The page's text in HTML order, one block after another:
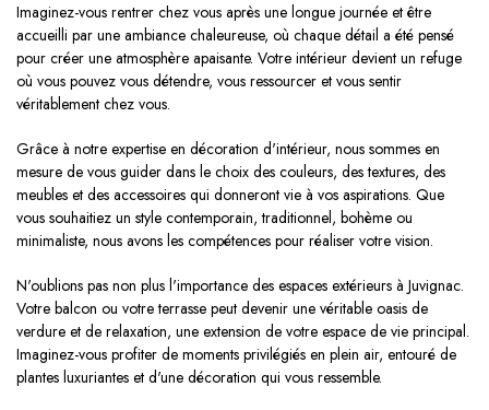
Imaginez-vous rentrer chez vous après une longue journée et être
accueilli par une ambiance chaleureuse, où chaque détail a été pensé
pour créer une atmosphère apaisante. Votre intérieur devient un refuge
où vous pouvez vous détendre, vous ressourcer et vous sentir
véritablement chez vous.
Grâce à notre expertise en décoration d'intérieur, nous sommes en
mesure de vous guider dans le choix des couleurs, des textures, des
meubles et des accessoires qui donneront vie à vos aspirations. Que
vous souhaitiez un style contemporain, traditionnel, bohème ou
minimaliste, nous avons les compétences pour réaliser votre vision.
N'oublions pas non plus l'importance des espaces extérieurs à Juvignac.
Votre balcon ou votre terrasse peut devenir une véritable oasis de
verdure et de relaxation, une extension de votre espace de vie principal.
Imaginez-vous profiter de moments privilégiés en plein air, entouré de
plantes luxuriantes et d'une décoration qui vous ressemble.